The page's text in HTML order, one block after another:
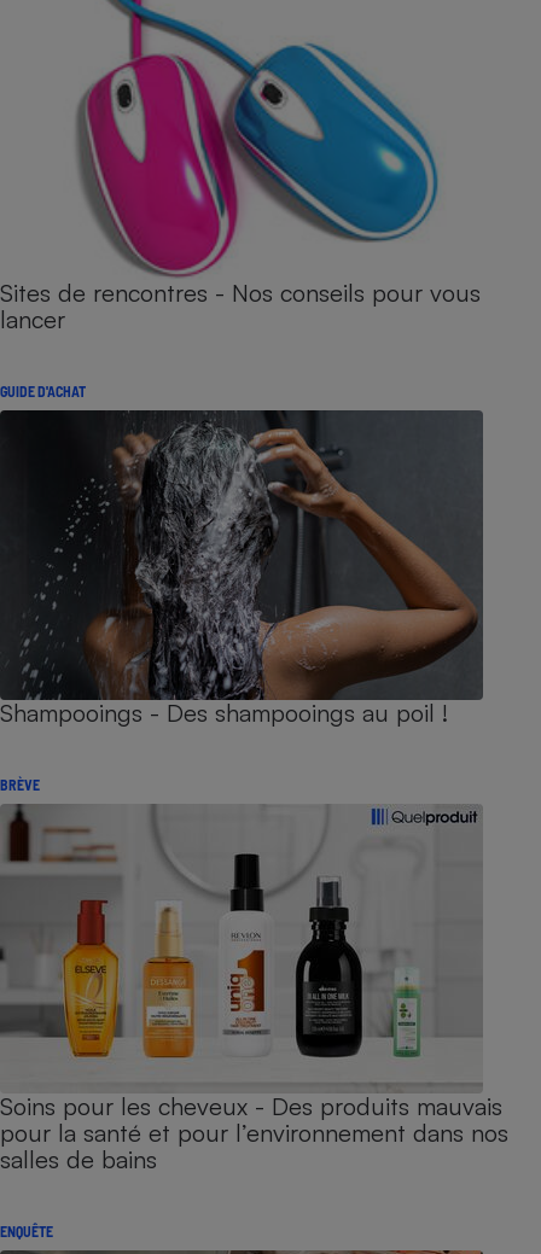
Sites de rencontres - Nos conseils pour vous
lancer
GUIDE D'ACHAT
Shampooings - Des shampooings au poil !
BRÈVE
Soins pour les cheveux - Des produits mauvais
pour la santé et pour l’environnement dans nos
salles de bains
ENQUÊTE